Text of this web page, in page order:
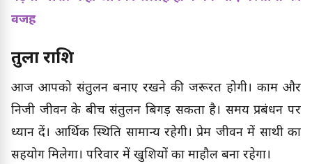
वजह
तुला राशि
आज आपको संतुलन बनाए रखने की जरूरत होगी। काम और
निजी जीवन के बीच संतुलन बिगड़ सकता है। समय प्रबंधन पर
ध्यान दें। आर्थिक स्थिति सामान्य रहेगी। प्रेम जीवन में साथी का
सहयोग मिलेगा। परिवार में खुशियों का माहौल बना रहेगा।